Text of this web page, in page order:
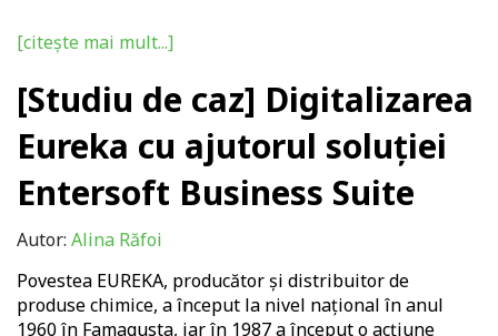
[citește mai mult...]
[Studiu de caz] Digitalizarea
Eureka cu ajutorul soluției
Entersoft Business Suite
Autor: Alina Răfoi
Povestea EUREKA, producător și distribuitor de
produse chimice, a început la nivel național în anul
1960 în Famagusta, iar în 1987 a început o acțiune